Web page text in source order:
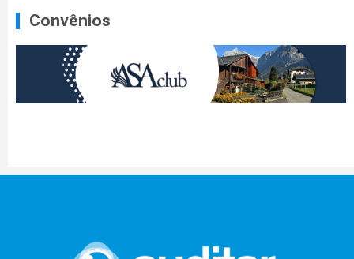
Convênios